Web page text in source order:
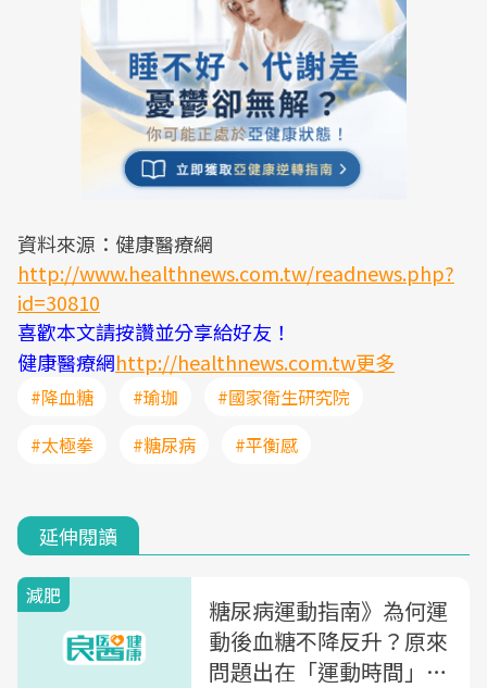
資料來源：健康醫療網
http://www.healthnews.com.tw/readnews.php?
id=30810
喜歡本文請按讚並分享給好友！
健康醫療網http://healthnews.com.tw更多
#降血糖 #瑜珈
#國家衛生研究院
#太極拳
#糖尿病 #平衡感
延伸閱讀
減肥
糖尿病運動指南》為何運
動後血糖不降反升？原來
問題出在「運動時間」！